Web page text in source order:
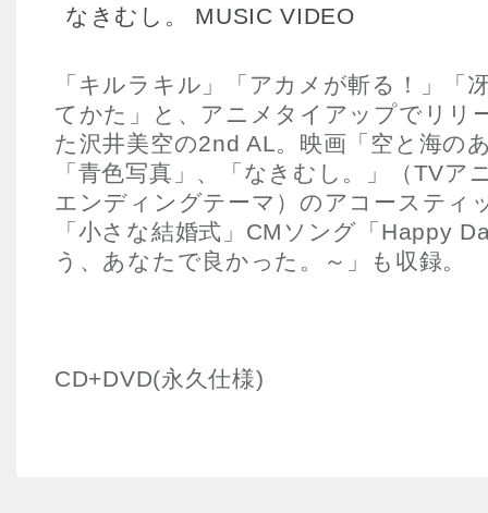
なきむし。 MUSIC VIDEO
「キルラキル」「アカメが斬る！」「
てかた」と、アニメタイアップでリリ
た沢井美空の2nd AL。映画「空と海の
「青色写真」、「なきむし。」（TVア
エンディングテーマ）のアコースティ
「小さな結婚式」CMソング「Happy
う、あなたで良かった。～」も収録。
CD+DVD(永久仕様)